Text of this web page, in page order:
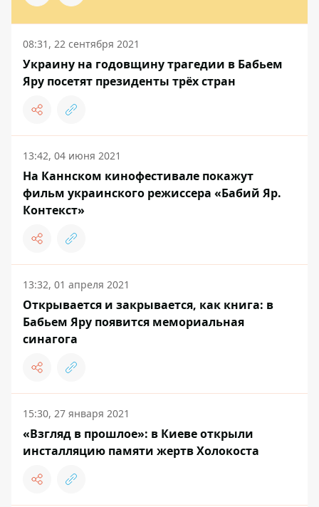
08:31, 22 сентября 2021
Украину на годовщину трагедии в Бабьем
Яру посетят президенты трёх стран
13:42, 04 июня 2021
На Каннском кинофестивале покажут
фильм украинского режиссера «Бабий Яр.
Контекст»
13:32, 01 апреля 2021
Открывается и закрывается, как книга: в
Бабьем Яру появится мемориальная
синагога
15:30, 27 января 2021
«Взгляд в прошлое»: в Киеве открыли
инсталляцию памяти жертв Холокоста